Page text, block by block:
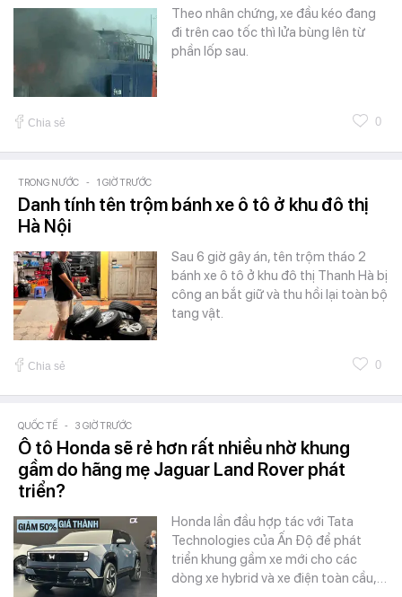
Theo nhân chứng, xe đầu kéo đang
đi trên cao tốc thì lửa bùng lên từ
phần lốp sau.
Chia sẻ 0
TRONG NƯỚC - 1 GIỜ TRƯỚC
Danh tính tên trộm bánh xe ô tô ở khu đô thị
Hà Nội
Sau 6 giờ gây án, tên trộm tháo 2
bánh xe ô tô ở khu đô thị Thanh Hà bị
công an bắt giữ và thu hồi lại toàn bộ
tang vật.
Chia sẻ 0
QUỐC TẾ - 3 GIỜ TRƯỚC
Ô tô Honda sẽ rẻ hơn rất nhiều nhờ khung
gầm do hãng mẹ Jaguar Land Rover phát
triển?
Honda lần đầu hợp tác với Tata
Technologies của Ấn Độ để phát
triển khung gầm xe mới cho các
dòng xe hybrid và xe điện toàn cầu,…